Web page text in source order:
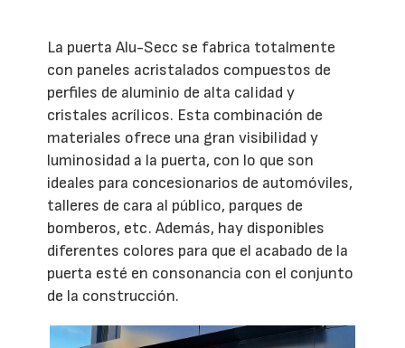
La puerta Alu-Secc se fabrica totalmente
con paneles acristalados compuestos de
perfiles de aluminio de alta calidad y
cristales acrílicos. Esta combinación de
materiales ofrece una gran visibilidad y
luminosidad a la puerta, con lo que son
ideales para concesionarios de automóviles,
talleres de cara al público, parques de
bomberos, etc. Además, hay disponibles
diferentes colores para que el acabado de la
puerta esté en consonancia con el conjunto
de la construcción.